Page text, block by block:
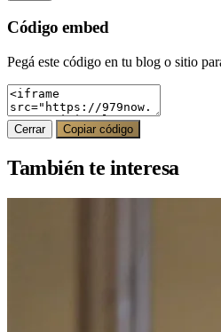
Código embed
Pegá este código en tu blog o sitio
Cerrar Copiar código
También te interesa